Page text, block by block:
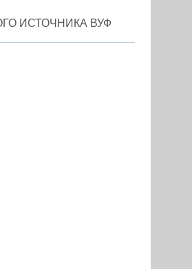
ИСТОЧНИКА ВУФ